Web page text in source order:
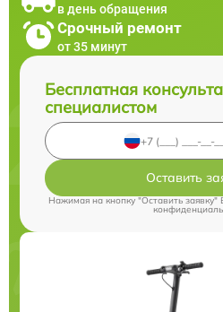
в день обращения
Срочный ремонт
от 35 минут
Бесплатная
специалистом
Оставить
Нажимая на кнопку "Оставить